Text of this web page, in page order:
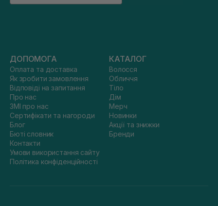
ДОПОМОГА
Оплата та доставка
Як зробити замовлення
Відповіді на запитання
Про нас
ЗМІ про нас
Сертифікати та нагороди
Блог
Бюті словник
Контакти
Умови використання сайту
Політика конфіденційності
КАТАЛОГ
Волосся
Обличчя
Тіло
Дім
Мерч
Новинки
Акції та знижки
Бренди